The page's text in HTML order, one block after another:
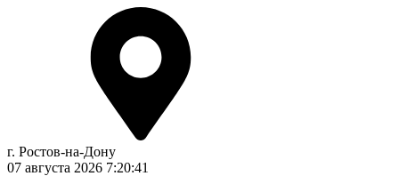
г. Ростов-на-Дону
07 августа 2026 7:20:42